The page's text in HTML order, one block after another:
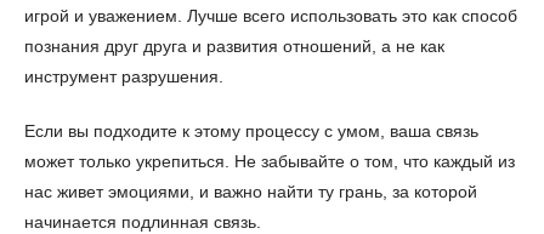
игрой и уважением. Лучше всего использовать это как способ
познания друг друга и развития отношений, а не как
инструмент разрушения.
Если вы подходите к этому процессу с умом, ваша связь
может только укрепиться. Не забывайте о том, что каждый из
нас живет эмоциями, и важно найти ту грань, за которой
начинается подлинная связь.